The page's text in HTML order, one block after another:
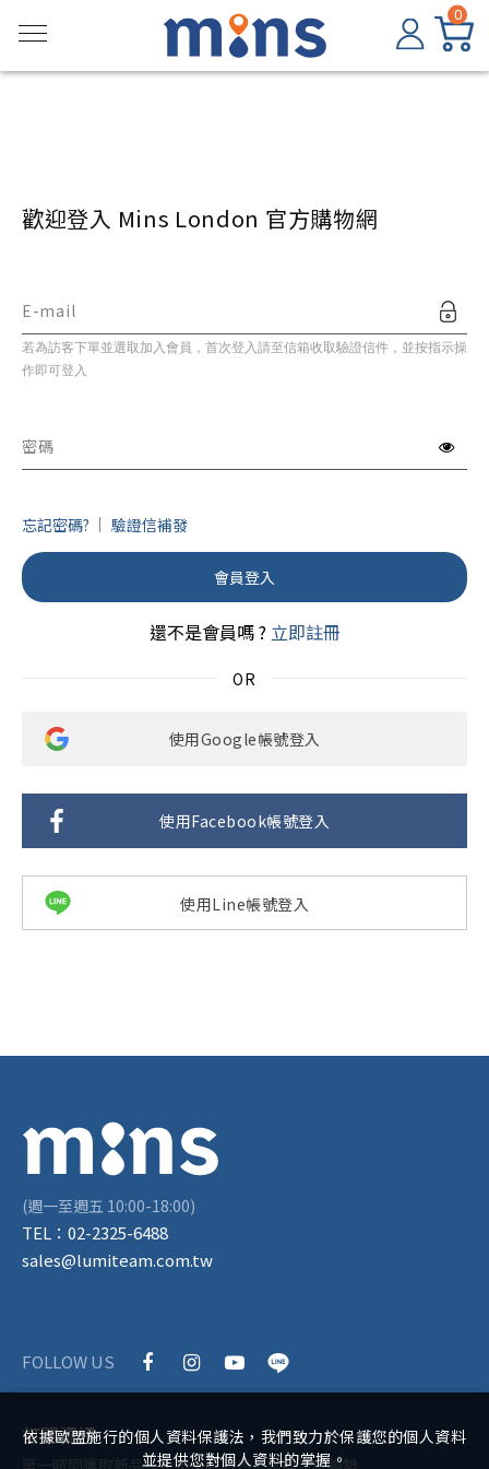
歡迎登入 Mins London 官方購物網
E-mail
若為訪客下單並選取加入會員，首次登入請至信箱收取驗證信件，並按指示操
作即可登入
密碼
忘記密碼? 驗證信補發
會員登入
還不是會員嗎 ? 立即註冊
使用Google帳號登入
使用Facebook帳號登入
使用Line帳號登入
訂閱資訊
(週一至週五 10:00-18:00)
TEL： 02-2325-6488
sales@lumiteam.com.tw
FOLLOW US
0
依據歐盟施行的個人資料保護法，我們致力於保護您的個人資料
並提供您對個人資料的掌握。